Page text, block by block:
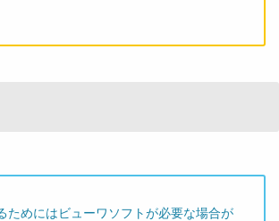
ためにはビューワソフトが必要な場合が